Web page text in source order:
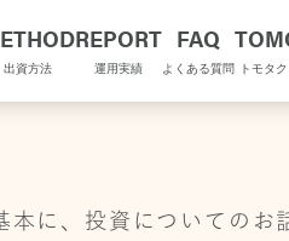
出資方法
REPORT
運用実績
FAQ
よくある質問 トモタ
本に、投資についてのお